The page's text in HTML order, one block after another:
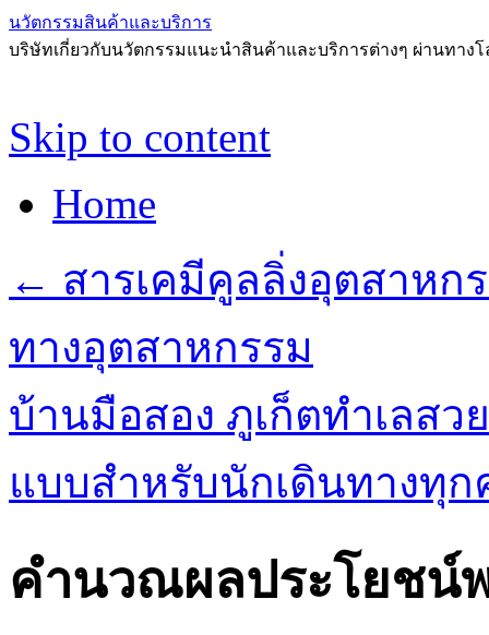
นวัตกรรมสินค้าและบริการ
บริษัทเกี่ยวกับนวัตกรรมแนะนำสินค้าและบริการต่างๆ ผ่านทาง
Skip to content
Home
← สารเคมีคูลลิ่งอุตสาหก
ทางอุตสาหกรรม
บ้านมือสอง ภูเก็ตทำเลส
แบบสำหรับนักเดินทางทุ
คำนวณผลประโยชน์